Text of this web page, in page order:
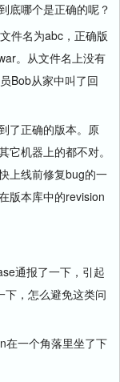
底哪个是正确的呢？
件名为abc，正确版
。从文件名上没有
Bob从家中叫了回
了正确的版本。原
机器上的都不对。
上线前修复bug的一
版本库中的revision
通报了一下，引起
下，怎么避免这类问
一个角落里坐了下